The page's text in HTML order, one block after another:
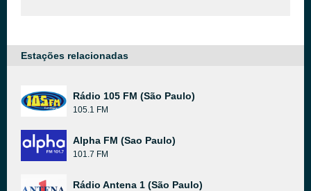
Estações relacionadas
Rádio 105 FM (São Paulo)
105.1 FM
Alpha FM (Sao Paulo)
101.7 FM
Rádio Antena 1 (São Paulo)